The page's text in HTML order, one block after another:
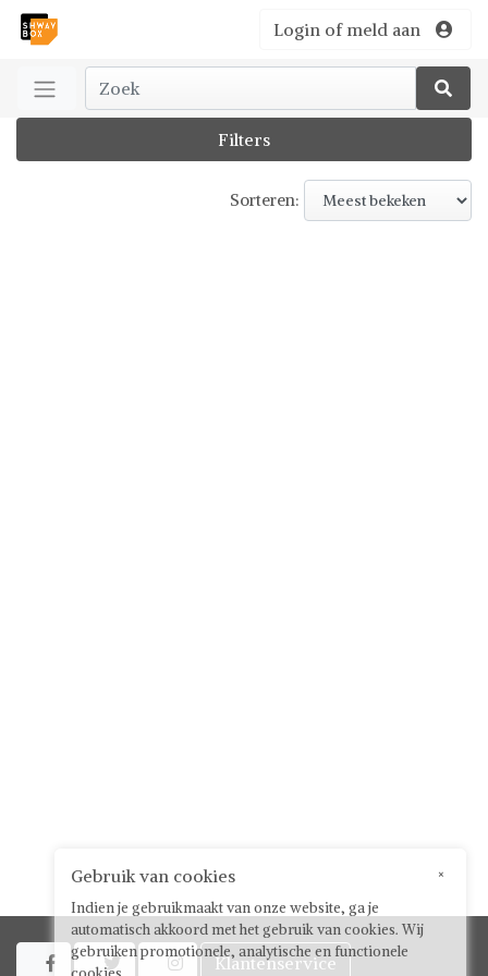
Login of meld aan
Filters
Sorteren:
   Klantenservice
×
Gebruik van cookies
Indien je gebruikmaakt van onze website, ga je
automatisch akkoord met het gebruik van cookies. Wij
gebruiken promotionele, analytische en functionele